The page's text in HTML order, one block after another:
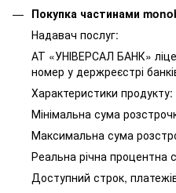
Покупка частинами
Надавач послуг:
АТ «УНІВЕРСАЛ БАНК»
номер у держреєстрі
Характеристики продукту:
Мінімальна сума
Максимальна сума
Реальна річна процентна
Доступний строк,